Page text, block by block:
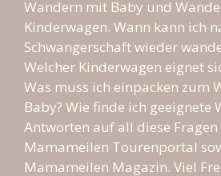
Wandern mit Baby und
Kinderwagen. Wann kann ich
Schwangerschaft wieder
Welcher Kinderwagen eignet
Was muss ich einpacken zum
Baby? Wie finde ich geeignete
Antworten auf all diese
Mamameilen Tourenportal
Mamameilen Magazin. Viel